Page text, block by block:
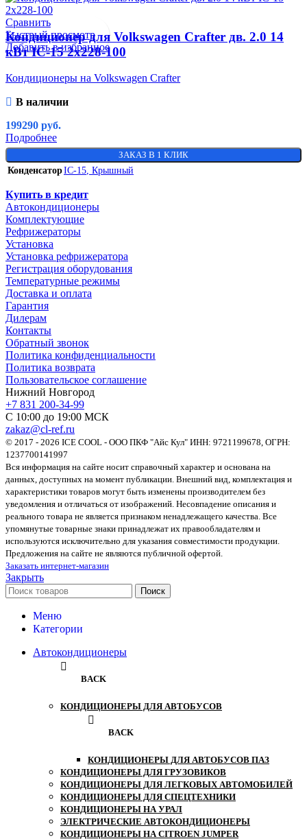
Сравнить
Быстрый просмотр
Добавить в избранное
Кондиционер для Volkswagen Crafter дв. 2.0 14
кВт IC-15 2х228-100
Кондиционеры на Volkswagen Crafter
В наличии
199290 руб.
Подробнее
ЗАКАЗ В 1 КЛИК
КонденсаторIC-15, Крышный
Купить в кредит
Автокондиционеры
Комплектующие
Рефрижераторы
Установка
Установка рефрижератора
Регистрация оборудования
Температурные режимы
Доставка и оплата
Гарантия
Дилерам
Контакты
Обратный звонок
Политика конфиденциальности
Политика возврата
Пользовательское соглашение
Нижний Новгород
+7 831 200-34-99
С 10:00 до 19:00 МСК
zakaz@cl-ref.ru
© 2017 - 2026 ICE COOL - ООО ПКФ "Айс Кул" ИНН: 9721199678, ОГРН:
1237700141997
Вся информация на сайте носит справочный характер и основана на
данных, доступных на момент публикации. Внешний вид, комплектация и
характеристики товаров могут быть изменены производителем без
уведомления и отличаться от изображений. Несовпадение описания и
реального товара не является признаком ненадлежащего качества. Все
упомянутые товарные знаки принадлежат их правообладателям и
используются исключительно для указания совместимости продукции.
Предложения на сайте не являются публичной офертой.
Заказать интернет-магазин
Закрыть
Поиск
Меню
Категории
Автокондиционеры
BACK
КОНДИЦИОНЕРЫ ДЛЯ АВТОБУСОВ
BACK
КОНДИЦИОНЕРЫ ДЛЯ АВТОБУСОВ ПАЗ
КОНДИЦИОНЕРЫ ДЛЯ ГРУЗОВИКОВ
КОНДИЦИОНЕРЫ ДЛЯ ЛЕГКОВЫХ АВТОМОБИЛЕЙ
КОНДИЦИОНЕРЫ ДЛЯ СПЕЦТЕХНИКИ
КОНДИЦИОНЕРЫ НА УРАЛ
ЭЛЕКТРИЧЕСКИЕ АВТОКОНДИЦИОНЕРЫ
КОНДИЦИОНЕРЫ НА CITROEN JUMPER